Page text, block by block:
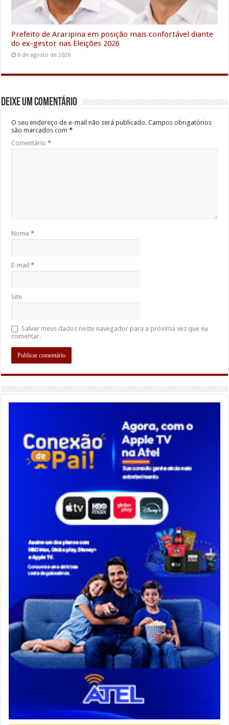
Prefeito de Araripina em posição mais confortável diante
do ex-gestor nas Eleições 2026
6 de agosto de 2026
Deixe um comentário
O seu endereço de e-mail não será publicado. Campos obrigatórios
são marcados com*
Comentário*
Nome*
E-mail*
Site
Salvar meus dados neste navegador para a próxima vez que eu
comentar.